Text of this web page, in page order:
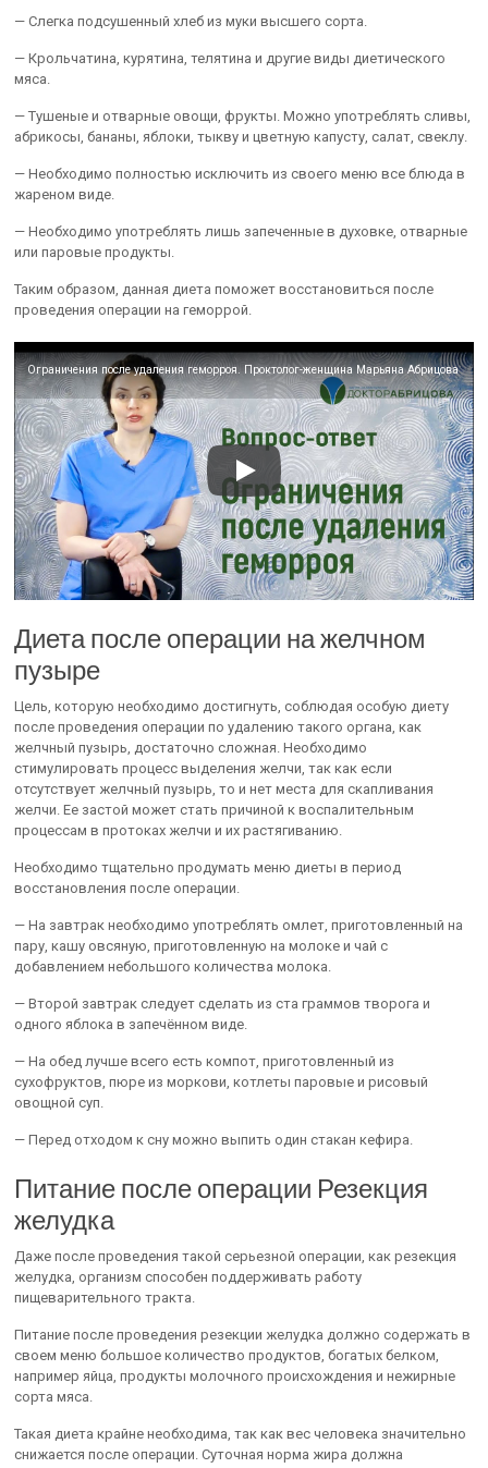
— Слегка подсушенный хлеб из муки высшего сорта.
— Крольчатина, курятина, телятина и другие виды диетического
мяса.
— Тушеные и отварные овощи, фрукты. Можно употреблять сливы,
абрикосы, бананы, яблоки, тыкву и цветную капусту, салат, свеклу.
— Необходимо полностью исключить из своего меню все блюда в
жареном виде.
— Необходимо употреблять лишь запеченные в духовке, отварные
или паровые продукты.
Таким образом, данная диета поможет восстановиться после
проведения операции на геморрой.
Ограничения после удаления геморроя. Проктолог-женщина Марьяна Абрицова
Диета после операции на желчном
пузыре
Цель, которую необходимо достигнуть, соблюдая особую диету
после проведения операции по удалению такого органа, как
желчный пузырь, достаточно сложная. Необходимо
стимулировать процесс выделения желчи, так как если
отсутствует желчный пузырь, то и нет места для скапливания
желчи. Ее застой может стать причиной к воспалительным
процессам в протоках желчи и их растягиванию.
Необходимо тщательно продумать меню диеты в период
восстановления после операции.
— На завтрак необходимо употреблять омлет, приготовленный на
пару, кашу овсяную, приготовленную на молоке и чай с
добавлением небольшого количества молока.
— Второй завтрак следует сделать из ста граммов творога и
одного яблока в запечённом виде.
— На обед лучше всего есть компот, приготовленный из
сухофруктов, пюре из моркови, котлеты паровые и рисовый
овощной суп.
— Перед отходом к сну можно выпить один стакан кефира.
Питание после операции Резекция
желудка
Даже после проведения такой серьезной операции, как резекция
желудка, организм способен поддерживать работу
пищеварительного тракта.
Питание после проведения резекции желудка должно содержать в
своем меню большое количество продуктов, богатых белком,
например яйца, продукты молочного происхождения и нежирные
сорта мяса.
Такая диета крайне необходима, так как вес человека значительно
снижается после операции. Суточная норма жира должна